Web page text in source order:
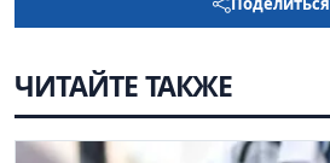
ЧИТАЙТЕ ТАКЖЕ